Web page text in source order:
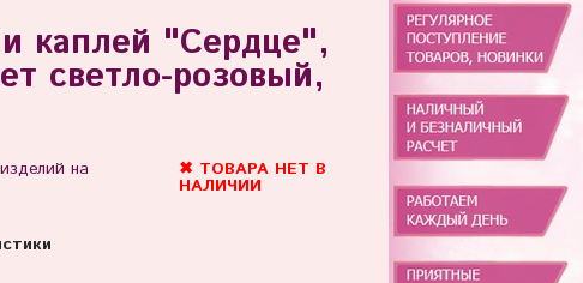
каплей "Сердце",
светло-розовый,
на ✖ ТОВАРА НЕТ В
НАЛИЧИИ